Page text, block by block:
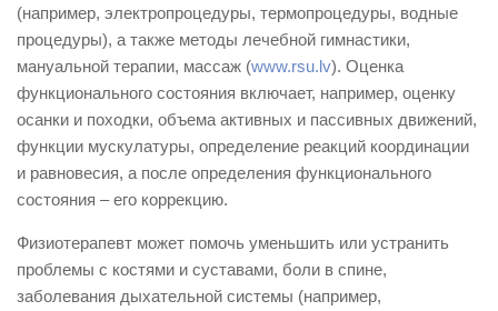
(например, электропроцедуры, термопроцедуры, водные
процедуры), а также методы лечебной гимнастики,
мануальной терапии, массаж (www.rsu.lv). Оценка
функционального состояния включает, например, оценку
осанки и походки, объема активных и пассивных движений,
функции мускулатуры, определение реакций координации
и равновесия, а после определения функционального
состояния – его коррекцию.
Физиотерапевт может помочь уменьшить или устранить
проблемы с костями и суставами, боли в спине,
заболевания дыхательной системы (например,